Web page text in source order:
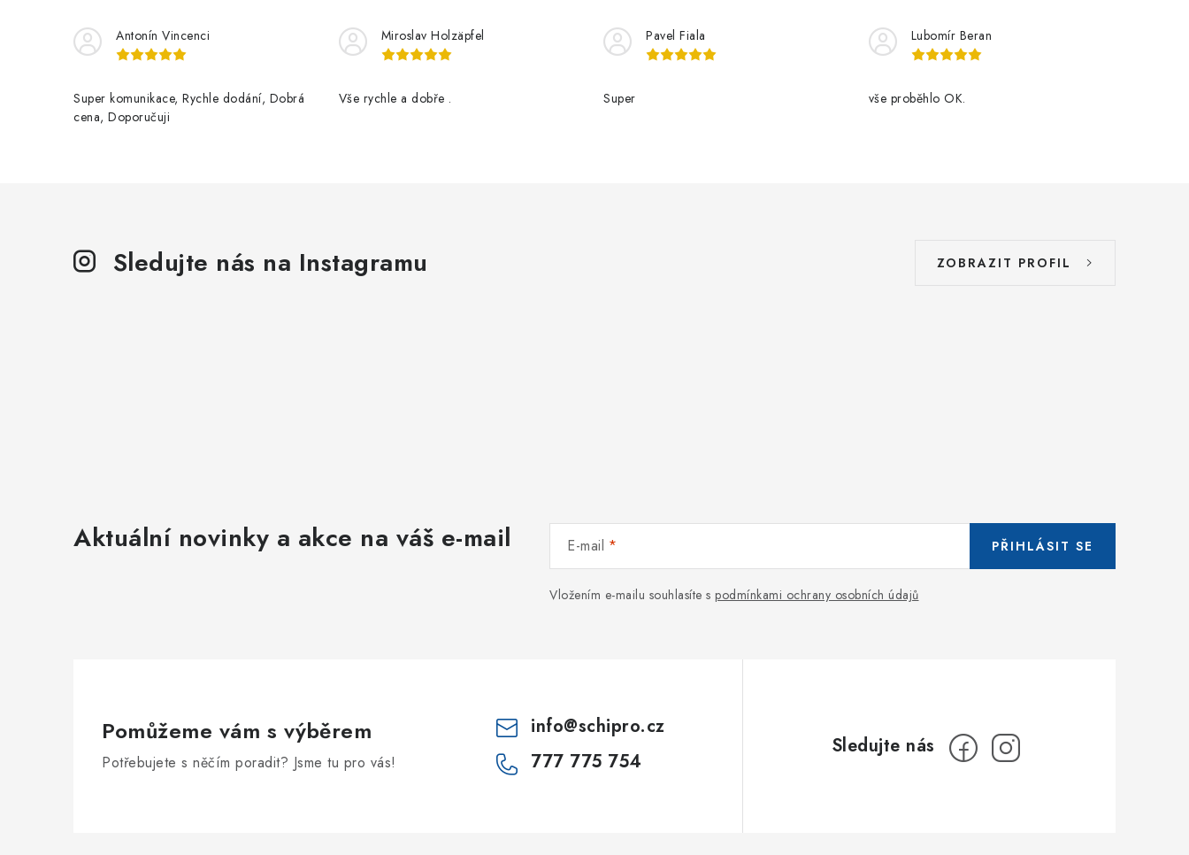
Antonín Vincenci
Super komunikace, Rychle dodání, Dobrá
cena, Doporučuji
Miroslav Holzäpfel
Vše rychle a dobře .
Pavel Fiala
Super
Lubomír Beran
vše proběhlo OK.
Sledujte nás na Instagramu ZOBRAZIT PROFIL
Aktuální novinky a akce na váš e-mail E-mail
Vložením e-mailu souhlasíte s podmínkami ochrany osobních údajů
PŘIHLÁSIT SE
Pomůžeme vám s výběrem
Potřebujete s něčím poradit? Jsme tu pro vás!
info@schipro.cz
777 775 754